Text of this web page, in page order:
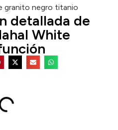
detallada de
White